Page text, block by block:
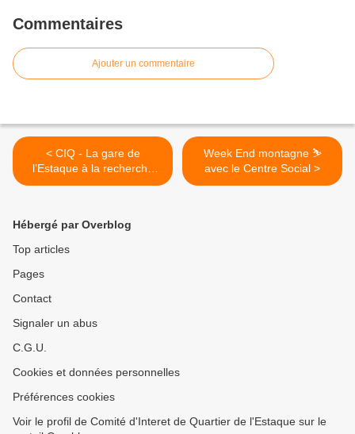
Commentaires
Ajouter un commentaire
< CIQ - La gare de
l’Estaque à la recherche
d’un nouveau souffle
Week End montagne ⛷
avec le Centre Social >
Hébergé par Overblog
Top articles
Pages
Contact
Signaler un abus
C.G.U.
Cookies et données personnelles
Préférences cookies
Voir le profil de Comité d'Interet de Quartier de l'Estaque sur le